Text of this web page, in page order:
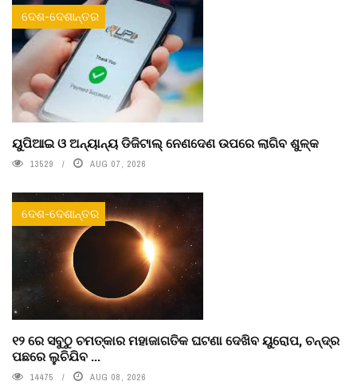
ଦେଶ-ଦେଶାନ୍ତର
ୟୁପିଆଇ ଓ ଅନ୍ୟାନ୍ୟ ଡିଜିଟାଲ୍ ନେଣଦେଣ ଉପରେ ଲାଗିବ ଶୁଳ୍କ
13529 AUG 07, 2026
ଦେଶ-ଦେଶାନ୍ତର
୧୨ ରେ ସବୁଠୁ ଚମତ୍କାର ମହାଜାଗତିକ ଘଟଣା ଦେଖିବ ୟୁରୋପ, ଚନ୍ଦ୍ର
ପଛରେ ଲୁଚିଯିବ ...
14475 AUG 08, 2026